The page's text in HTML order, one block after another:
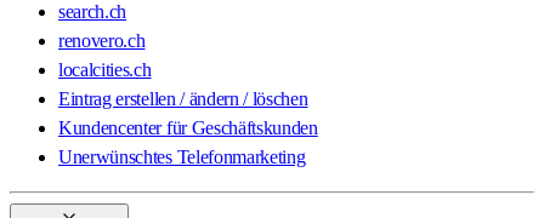
search.ch
renovero.ch
localcities.ch
Eintrag erstellen / ändern / löschen
Kundencenter für Geschäftskunden
Unerwünschtes Telefonmarketing